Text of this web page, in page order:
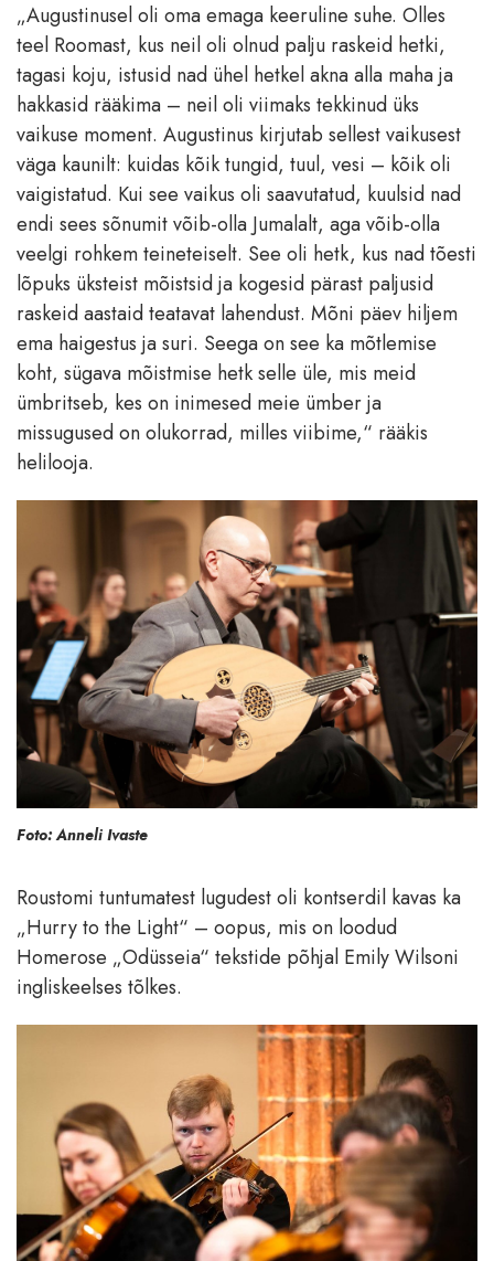
„Augustinusel oli oma emaga keeruline suhe. Olles
teel Roomast, kus neil oli olnud palju raskeid hetki,
tagasi koju, istusid nad ühel hetkel akna alla maha ja
hakkasid rääkima – neil oli viimaks tekkinud üks
vaikuse moment. Augustinus kirjutab sellest vaikusest
väga kaunilt: kuidas kõik tungid, tuul, vesi – kõik oli
vaigistatud. Kui see vaikus oli saavutatud, kuulsid nad
endi sees sõnumit võib-olla Jumalalt, aga võib-olla
veelgi rohkem teineteiselt. See oli hetk, kus nad tõesti
lõpuks üksteist mõistsid ja kogesid pärast paljusid
raskeid aastaid teatavat lahendust. Mõni päev hiljem
ema haigestus ja suri. Seega on see ka mõtlemise
koht, sügava mõistmise hetk selle üle, mis meid
ümbritseb, kes on inimesed meie ümber ja
missugused on olukorrad, milles viibime,“ rääkis
helilooja.
Foto: Anneli Ivaste
Roustomi tuntumatest lugudest oli kontserdil kavas ka
„Hurry to the Light“ – oopus, mis on loodud
Homerose „Odüsseia“ tekstide põhjal Emily Wilsoni
ingliskeelses tõlkes.